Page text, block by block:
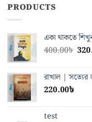
PRODUCTS
একা থাকতে
400.00৳
রাখাল | সত্যের
220.00৳
test